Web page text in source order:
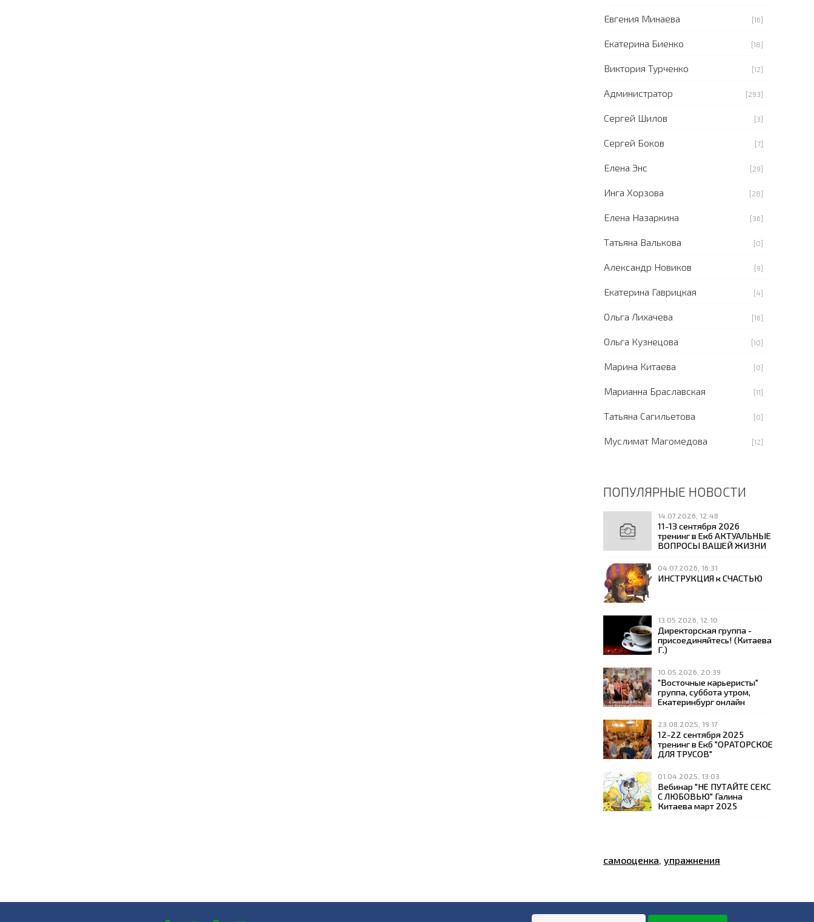
Евгения Минаева [16]
Екатерина Биенко [18]
Виктория Турченко [12]
Администратор [293]
Сергей Шилов [3]
Сергей Боков [7]
Елена Энс [29]
Инга Хорзова [28]
Елена Назаркина [36]
Татьяна Валькова [0]
Александр Новиков [9]
Екатерина Гаврицкая [4]
Ольга Лихачева [16]
Ольга Кузнецова [10]
Марина Китаева [0]
Марианна Браславская [11]
Татьяна Сагильетова [0]
Муслимат Магомедова [12]
ПОПУЛЯРНЫЕ НОВОСТИ
14.07.2026, 12:48
11-13 сентября 2026
тренинг в Екб АКТУАЛЬНЫЕ
ВОПРОСЫ ВАШЕЙ ЖИЗНИ
04.07.2026, 16:31
ИНСТРУКЦИЯ к СЧАСТЬЮ
13.05.2026, 12:10
Директорская группа -
присоединяйтесь! (Китаева
Г.)
10.05.2026, 20:39
"Восточные карьеристы"
группа, суббота утром,
Екатеринбург онлайн
23.08.2025, 19:17
12-22 сентября 2025
тренинг в Екб "ОРАТОРСКОЕ
ДЛЯ ТРУСОВ"
01.04.2025, 13:03
Вебинар "НЕ ПУТАЙТЕ СЕКС
С ЛЮБОВЬЮ" Галина
Китаева март 2025
самооценка, упражнения